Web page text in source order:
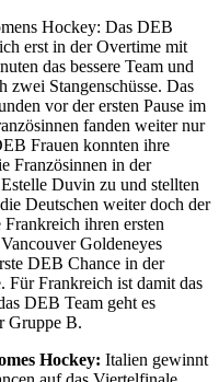
Hockey: Das DEB
erst in der Overtime mit
das bessere Team und
zwei Stangenschüsse. Das
vor der ersten Pause im
fanden weiter nur
Frauen konnten ihre
Französinnen in der
Duvin zu und stellten
Deutschen weiter doch der
ihren ersten
Goldeneyes
DEB Chance in der
Für Frankreich ist damit das
DEB Team geht es
Gruppe B.
Hockey: Italien gewinnt